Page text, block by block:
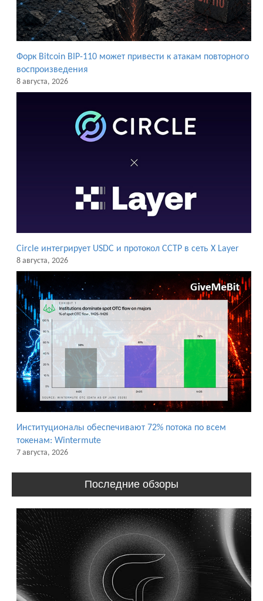
Форк Bitcoin BIP-110 может привести к атакам повторного
воспроизведения
8 августа, 2026
Circle интегрирует USDC и протокол CCTP в сеть X Layer
8 августа, 2026
Институционалы обеспечивают 72% потока по всем
токенам: Wintermute
7 августа, 2026
Последние обзоры